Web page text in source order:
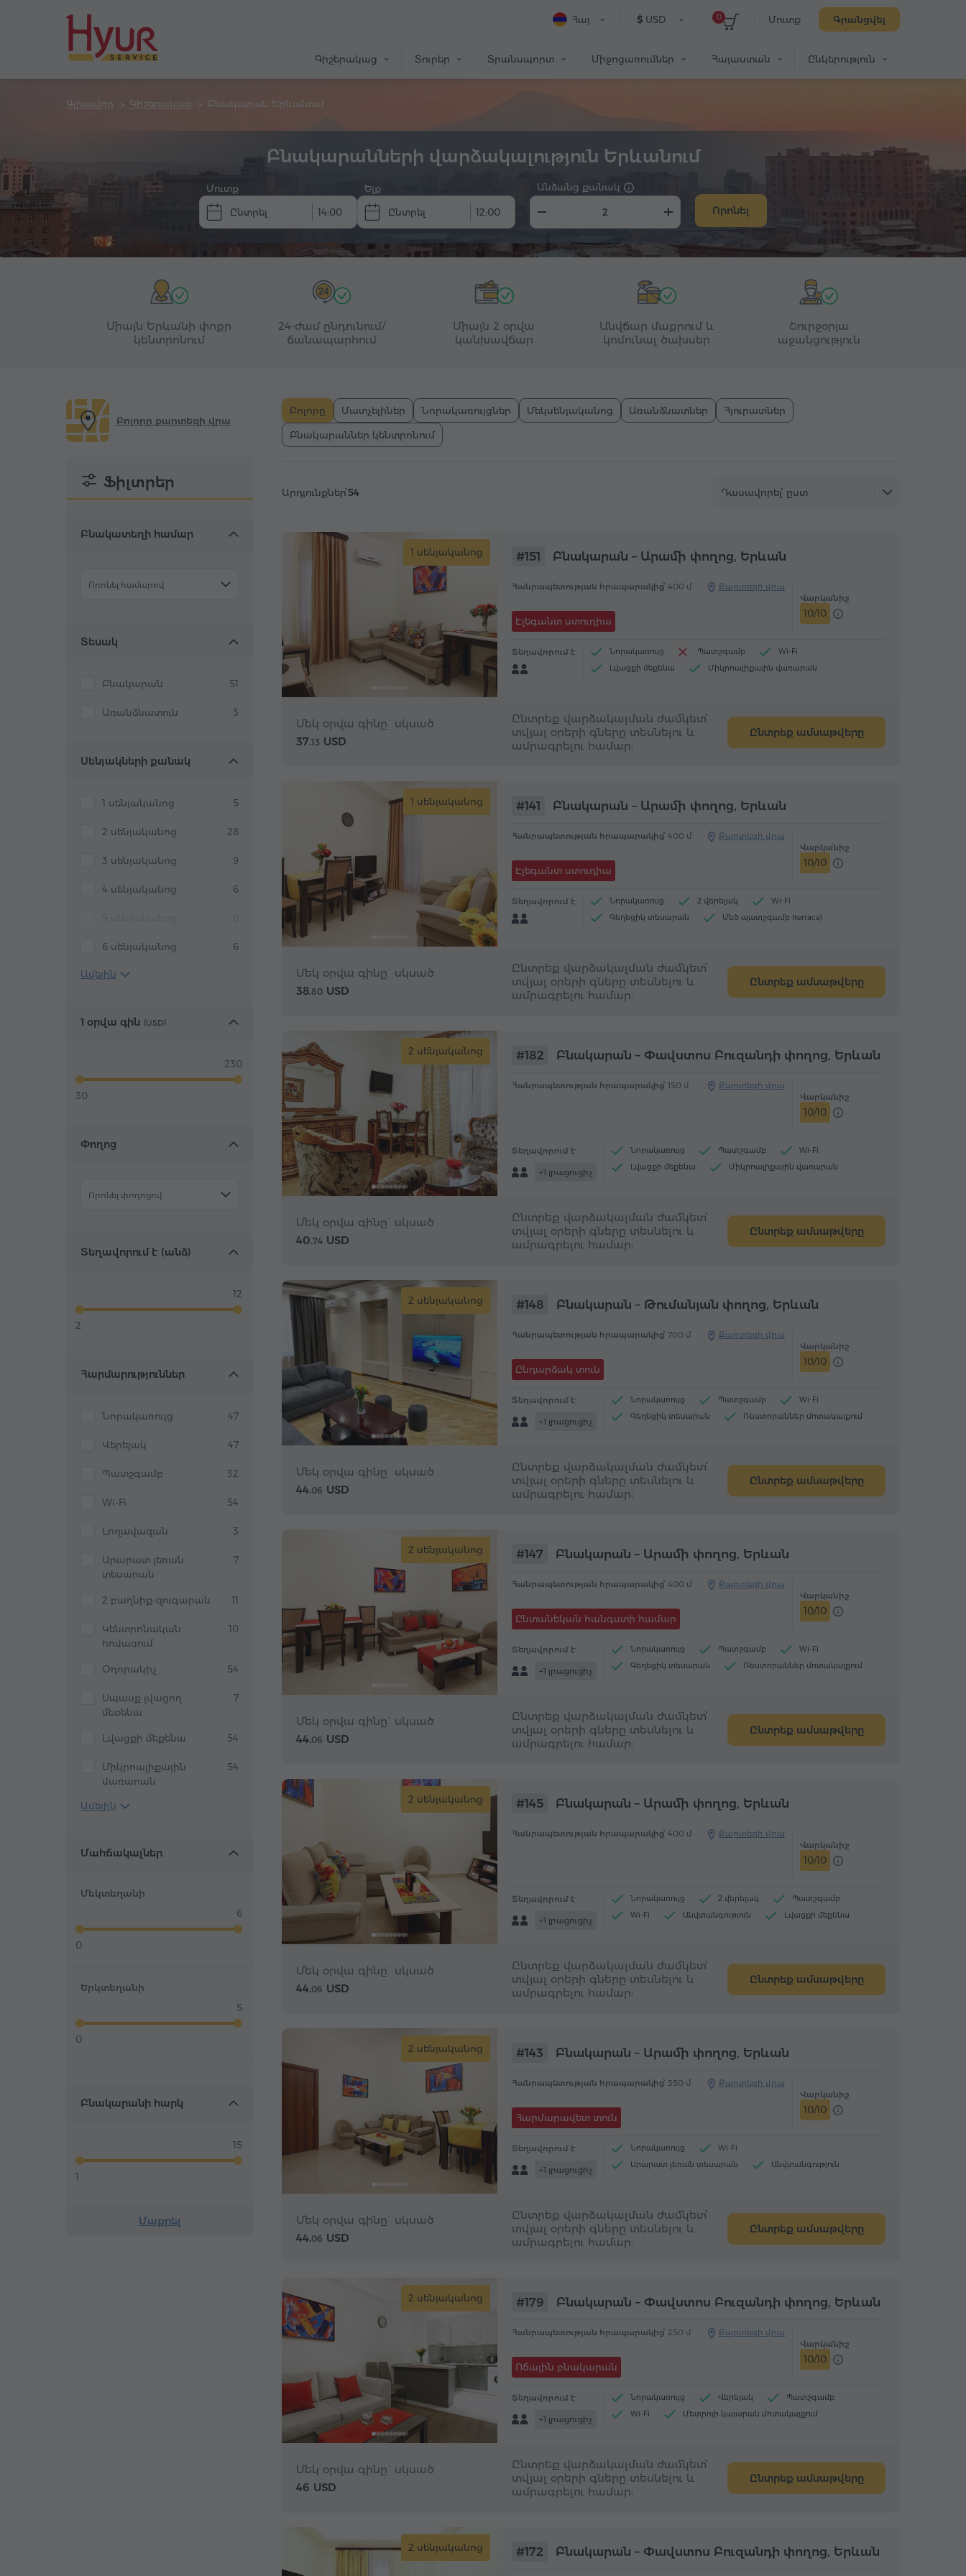
Մուտք Գրանցվել
0
$ USD
Հայ
Գիշերակաց Տուրեր Տրանսպորտ Միջոցառումներ Հայաստան Ընկերություն
Գլխավոր Գիշերակաց Բնակարան Երևանում
Բնակարանների վարձակալություն Երևանում
Մուտք
14:00
Ելք
12:00
Անձանց քանակ
Որոնել
Միայն Երևանի փոքր
կենտրոնում
24-ժամ ընդունում/
ճանապարհում
Միայն 2 օրվա
կանխավճար
Անվճար մաքրում և
կոմունալ ծախսեր
Շուրջօրյա
աջակցություն
Ֆիլտրեր
Բնակատեղի համար
Որոնել համարով
Տեսակ
Բնակարան 51
Առանձնատուն 3
Սենյակների քանակ
1 սենյականոց 5
2 սենյականոց 28
3 սենյականոց 9
4 սենյականոց 6
6 սենյականոց 6
Ավելին
1 օրվա գին (USD)
30
230
Փողոց
Որոնել փողոցով
Տեղավորում է (անձ)
2
12
Հարմարություններ
Նորակառույց 47
Վերելակ 47
Պատշգամբ 32
Wi-Fi 54
Լողավազան 3
Արարատ լեռան
տեսարան
7
2 բաղնիք-զուգարան 11
Կենտրոնական
հովացում
10
Օդորակիչ 54
Սպասք լվացող
մեքենա
7
Լվացքի մեքենա 54
Միկրոալիքային
վառարան
54
Ավելին
Մահճակալներ
Մեկտեղանի
0
6
Երկտեղանի
0
5
Բնակարանի հարկ
1
15
Մաքրել
Բոլորը Մատչելիներ Նորակառույցներ Մեկսենյականոց Առանձնատներ Հյուրատներ
Բնակարաններ կենտրոնում
Արդյունքներ՝54 Դասավորել՝ ըստ
Բոլորը քարտեզի վրա
1 սենյականոց #151 Բնակարան – Արամի փողոց, Երևան
Հանրապետության հրապարակից՝ 400 մ Քարտեզի վրա
Էլեգանտ ստուդիա
Վարկանիշ
10/10
Տեղավորում է Նորակառույց Պատշգամբ
Wi-Fi
Լվացքի մեքենա
Միկրոալիքային վառարան
Մեկ օրվա գինը` սկսած
37.13 USD
Ընտրեք վարձակալման ժամկետ՝
տվյալ օրերի գները տեսնելու և
ամրագրելու համար:
Ընտրեք ամսաթվերը
1 սենյականոց #141 Բնակարան – Արամի փողոց, Երևան
Հանրապետության հրապարակից՝ 400 մ Քարտեզի վրա
Էլեգանտ ստուդիա
Վարկանիշ
10/10
Տեղավորում է Նորակառույց 2 վերելակ
Wi-Fi
Գեղեցիկ տեսարան
Մեծ պատշգամբ (terrace)
Մեկ օրվա գինը` սկսած
38.80 USD
Ընտրեք վարձակալման ժամկետ՝
տվյալ օրերի գները տեսնելու և
ամրագրելու համար:
Ընտրեք ամսաթվերը
2 սենյականոց #182 Բնակարան – Փավստոս Բուզանդի փողոց, Երևան
Հանրապետության հրապարակից՝ 150 մ
Քարտեզի վրա
Վարկանիշ
10/10
Տեղավորում է
+1 լրացուցիչ
Նորակառույց Պատշգամբ
Wi-Fi
Լվացքի մեքենա
Միկրոալիքային վառարան
Մեկ օրվա գինը` սկսած
40.74 USD
Ընտրեք վարձակալման ժամկետ՝
տվյալ օրերի գները տեսնելու և
ամրագրելու համար:
Ընտրեք ամսաթվերը
2 սենյականոց #148 Բնակարան – Թումանյան փողոց, Երևան
Հանրապետության հրապարակից՝ 700 մ Քարտեզի վրա
Ընդարձակ տուն
Վարկանիշ
10/10
Տեղավորում է
+1 լրացուցիչ
Նորակառույց Պատշգամբ
Wi-Fi
Գեղեցիկ տեսարան
Ռեստորաններ մոտակայքում
Մեկ օրվա գինը` սկսած
44.06 USD
Ընտրեք վարձակալման ժամկետ՝
տվյալ օրերի գները տեսնելու և
ամրագրելու համար:
Ընտրեք ամսաթվերը
2 սենյականոց #147 Բնակարան – Արամի փողոց, Երևան
Հանրապետության հրապարակից՝ 400 մ Քարտեզի վրա
Ընտանեկան հանգստի համար
Վարկանիշ
10/10
Տեղավորում է
+1 լրացուցիչ
Նորակառույց Պատշգամբ
Wi-Fi
Գեղեցիկ տեսարան
Ռեստորաններ մոտակայքում
Մեկ օրվա գինը` սկսած
44.06 USD
Ընտրեք վարձակալման ժամկետ՝
տվյալ օրերի գները տեսնելու և
ամրագրելու համար:
Ընտրեք ամսաթվերը
2 սենյականոց #145 Բնակարան – Արամի փողոց, Երևան
Հանրապետության հրապարակից՝ 400 մ
Քարտեզի վրա
Վարկանիշ
10/10
Տեղավորում է
+1 լրացուցիչ
Նորակառույց 2 վերելակ
Պատշգամբ
Wi-Fi
Անվտանգություն Լվացքի մեքենա
Մեկ օրվա գինը` սկսած
44.06 USD
Ընտրեք վարձակալման ժամկետ՝
տվյալ օրերի գները տեսնելու և
ամրագրելու համար:
Ընտրեք ամսաթվերը
2 սենյականոց #143 Բնակարան – Արամի փողոց, Երևան
Հանրապետության հրապարակից՝ 350 մ Քարտեզի վրա
Հարմարավետ տուն
Վարկանիշ
10/10
Տեղավորում է
+1 լրացուցիչ
Նորակառույց
Wi-Fi
Արարատ լեռան տեսարան
Անվտանգություն
Մեկ օրվա գինը` սկսած
44.06 USD
Ընտրեք վարձակալման ժամկետ՝
տվյալ օրերի գները տեսնելու և
ամրագրելու համար:
Ընտրեք ամսաթվերը
2 սենյականոց #179 Բնակարան – Փավստոս Բուզանդի փողոց, Երևան
Հանրապետության հրապարակից՝ 250 մ Քարտեզի վրա
Ոճային բնակարան
Վարկանիշ
10/10
Տեղավորում է
+1 լրացուցիչ
Նորակառույց Վերելակ
Պատշգամբ
Wi-Fi
Մետրոյի կայարան մոտակայքում
Մեկ օրվա գինը` սկսած
46 USD
Ընտրեք վարձակալման ժամկետ՝
տվյալ օրերի գները տեսնելու և
ամրագրելու համար:
Ընտրեք ամսաթվերը
2 սենյականոց #172 Բնակարան – Փավստոս Բուզանդի փողոց, Երևան